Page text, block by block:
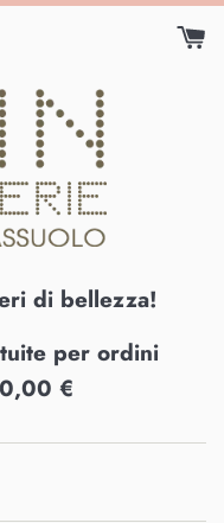
di bellezza!
per ordini
€